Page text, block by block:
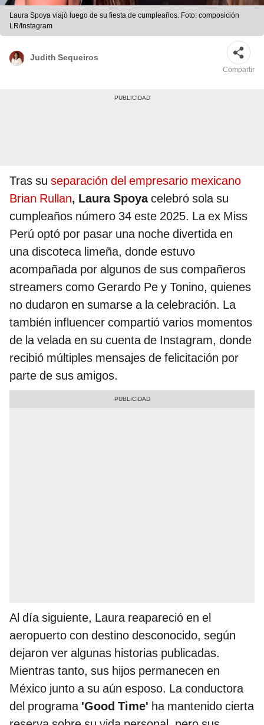
Laura Spoya viajó luego de su fiesta de cumpleaños. Foto: composición
LR/Instagram
Judith Sequeiros
Compartir
Tras su separación del empresario mexicano
Brian Rullan, Laura Spoyacelebró sola su
cumpleaños número 34 este 2025. La ex Miss
Perú optó por pasar una noche divertida en
una discoteca limeña, donde estuvo
acompañada por algunos de sus compañeros
streamers como Gerardo Pe y Tonino, quienes
no dudaron en sumarse a la celebración. La
también influencer compartió varios momentos
de la velada en su cuenta de Instagram, donde
recibió múltiples mensajes de felicitación por
parte de sus amigos.
Al día siguiente, Laura reapareció en el
aeropuerto con destino desconocido, según
dejaron ver algunas historias publicadas.
Mientras tanto, sus hijos permanecen en
México junto a su aún esposo. La conductora
del programa'Good Time' ha mantenido cierta